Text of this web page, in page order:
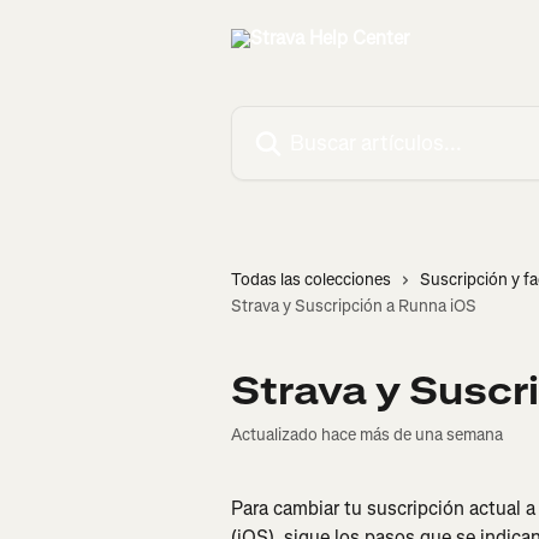
Todas las colecciones
Suscripción y
Strava y Suscripción a Runna iOS
Strava y
Actualizado hace más de una semana
Para cambiar tu suscripción actual